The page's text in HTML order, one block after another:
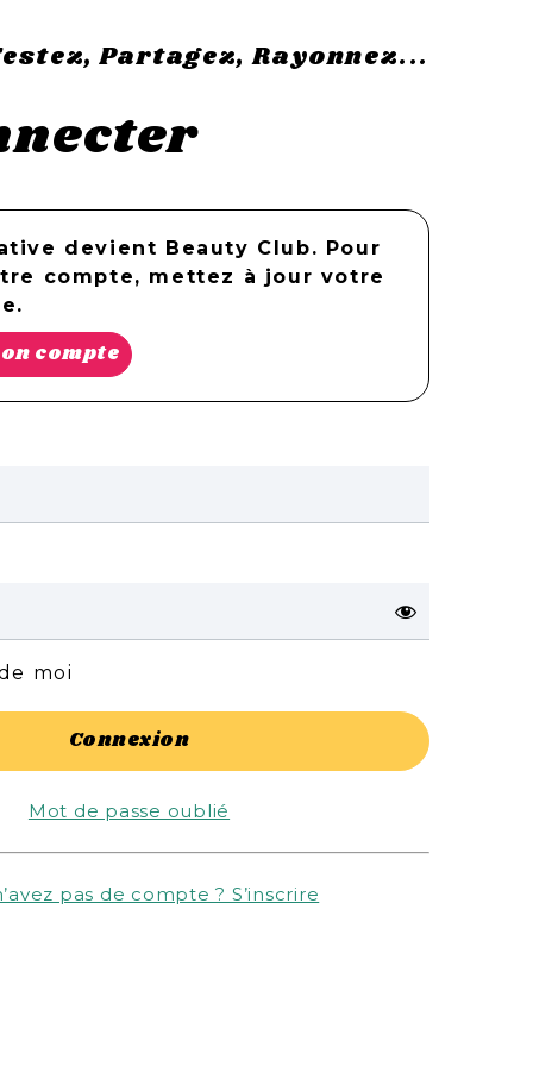
Partagez, Rayonnez...
devient Beauty Club. Pour
compte, mettez à jour votre
compte
moi
Mot de passe oublié
pas de compte ? S’inscrire